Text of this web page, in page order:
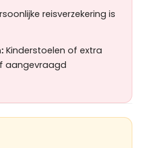
reisverzekering is
Kinderstoelen of extra
aangevraagd